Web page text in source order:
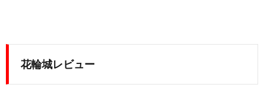
花輪城レビュー